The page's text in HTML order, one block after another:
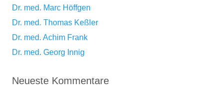
Dr. med. Marc Höffgen
Dr. med. Thomas Keßler
Dr. med. Achim Frank
Dr. med. Georg Innig
Neueste Kommentare